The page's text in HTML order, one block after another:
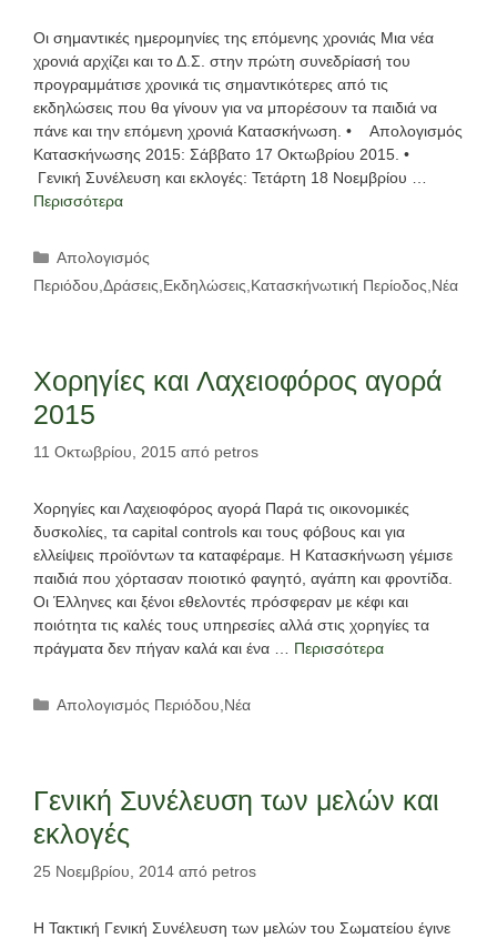
Οι σημαντικές ημερομηνίες της επόμενης χρονιάς Μια νέα
χρονιά αρχίζει και το Δ.Σ. στην πρώτη συνεδρίασή του
προγραμμάτισε χρονικά τις σημαντικότερες από τις
εκδηλώσεις που θα γίνουν για να μπορέσουν τα παιδιά να
πάνε και την επόμενη χρονιά Κατασκήνωση. • Απολογισμός
Κατασκήνωσης 2015: Σάββατο 17 Οκτωβρίου 2015. •
Γενική Συνέλευση και εκλογές: Τετάρτη 18 Νοεμβρίου …
Περισσότερα
Κατηγορίες
Απολογισμός
Περιόδου Δράσεις Εκδηλώσεις Κατασκήνωτική Περίοδος Νέα
Χορηγίες και Λαχειοφόρος αγορά
2015
11 Οκτωβρίου, 2015 από petros
Χορηγίες και Λαχειοφόρος αγορά Παρά τις οικονομικές
δυσκολίες, τα capital controls και τους φόβους και για
ελλείψεις προϊόντων τα καταφέραμε. Η Κατασκήνωση γέμισε
παιδιά που χόρτασαν ποιοτικό φαγητό, αγάπη και φροντίδα.
Οι Έλληνες και ξένοι εθελοντές πρόσφεραν με κέφι και
ποιότητα τις καλές τους υπηρεσίες αλλά στις χορηγίες τα
πράγματα δεν πήγαν καλά και ένα … Περισσότερα
Κατηγορίες
Απολογισμός Περιόδου Νέα
Γενική Συνέλευση των μελών και
εκλογές
25 Νοεμβρίου, 2014 από petros
Η Τακτική Γενική Συνέλευση των μελών του Σωματείου έγινε